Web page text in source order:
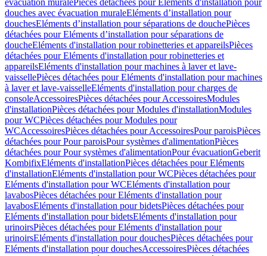
évacuation muralePièces détachées pour Eléments d'installation pour
douches avec évacuation muraleEléments d’installation pour
douchesEléments d’installation pour séparations de douchePièces
détachées pour Eléments d’installation pour séparations de
doucheEléments d'installation pour robinetteries et appareilsPièces
détachées pour Eléments d'installation pour robinetteries et
appareilsEléments d'installation pour machines à laver et lave-
vaissellePièces détachées pour Eléments d'installation pour machines
à laver et lave-vaisselleEléments d'installation pour charges de
consoleAccessoiresPièces détachées pour AccessoiresModules
d'installationPièces détachées pour Modules d'installationModules
pour WCPièces détachées pour Modules pour
WCAccessoiresPièces détachées pour AccessoiresPour paroisPièces
détachées pour Pour paroisPour systèmes d'alimentationPièces
détachées pour Pour systèmes d'alimentationPour évacuationGeberit
KombifixEléments d'installationPièces détachées pour Eléments
d'installationEléments d'installation pour WCPièces détachées pour
Eléments d'installation pour WCEléments d'installation pour
lavabosPièces détachées pour Eléments d'installation pour
lavabosEléments d'installation pour bidetsPièces détachées pour
Eléments d'installation pour bidetsEléments d'installation pour
urinoirsPièces détachées pour Eléments d'installation pour
urinoirsEléments d'installation pour douchesPièces détachées pour
Eléments d'installation pour douchesAccessoiresPièces détachées